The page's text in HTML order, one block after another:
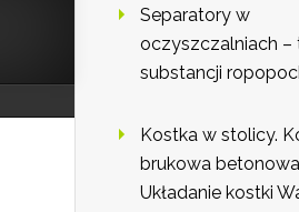
Separatory w
oczyszczalniach –
substancji
Kostka w stolicy.
brukowa
Układanie kostki